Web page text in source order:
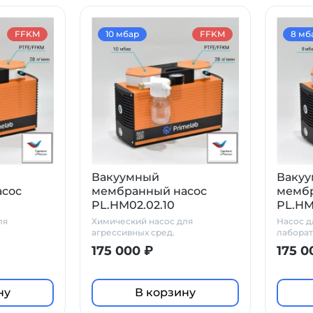
FFKM
Вакуумный
мембранный насос
PL.HM02.02.10
Химический насос для
агрессивных сред.
175 000 ₽
В корзину
10 мбар FFKM
Насос
175
8